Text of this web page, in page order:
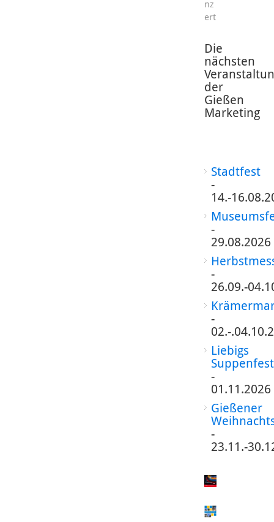
nz
ert
Die
nächsten
der
Gießen
Marketing
Stadtfest
-
14.-
-
29.08.2026
-
26.09.-
-
02.-
Liebigs
Suppenfest
-
01.11.2026
Gießener
-
23.11.-